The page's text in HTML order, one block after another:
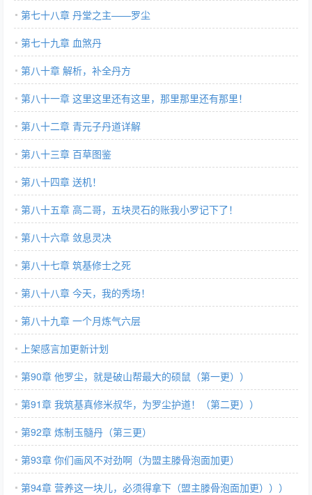
第七十八章 丹堂之主——罗尘
第七十九章 血煞丹
第八十章 解析，补全丹方
第八十一章 这里这里还有这里，那里那里还有那里！
第八十二章 青元子丹道详解
第八十三章 百草图鉴
第八十四章 送机！
第八十五章 高二哥，五块灵石的账我小罗记下了！
第八十六章 敛息灵决
第八十七章 筑基修士之死
第八十八章 今天，我的秀场！
第八十九章 一个月炼气六层
上架感言加更新计划
第90章 他罗尘，就是破山帮最大的硕鼠（第一更））
第91章 我筑基真修米叔华，为罗尘护道！（第二更））
第92章 炼制玉髓丹（第三更）
第93章 你们画风不对劲啊（为盟主滕骨泡面加更）
第94章 营养这一块儿，必须得拿下（盟主滕骨泡面加更）））